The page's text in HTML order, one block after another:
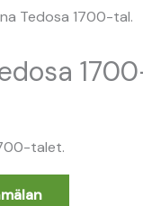
Tedosa 1700-tal.
talet.